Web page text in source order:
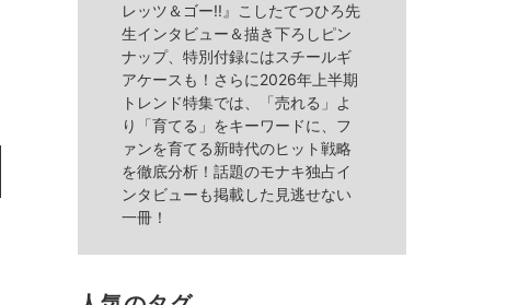
レッツ＆ゴー!!』こしたてつひろ先
生インタビュー＆描き下ろしピン
ナップ、特別付録にはスチールギ
アケースも！さらに2026年上半期
トレンド特集では、「売れる」よ
り「育てる」をキーワードに、フ
ァンを育てる新時代のヒット戦略
を徹底分析！話題のモナキ独占イ
ンタビューも掲載した見逃せない
一冊！